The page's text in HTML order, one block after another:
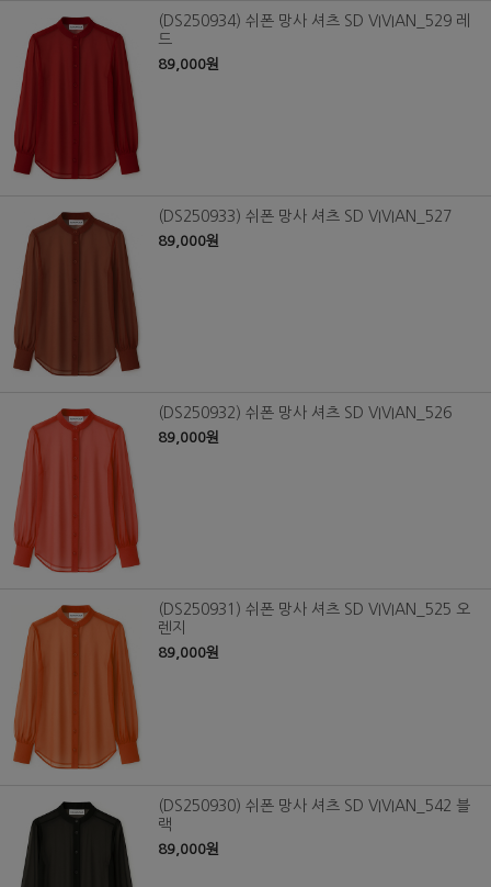
(DS250934) 쉬폰 망사 셔츠 SD VIVIAN_529 레
드
89,000원
(DS250933) 쉬폰 망사 셔츠 SD VIVIAN_527
89,000원
(DS250932) 쉬폰 망사 셔츠 SD VIVIAN_526
89,000원
(DS250931) 쉬폰 망사 셔츠 SD VIVIAN_525 오
렌지
89,000원
(DS250930) 쉬폰 망사 셔츠 SD VIVIAN_542 블
랙
89,000원